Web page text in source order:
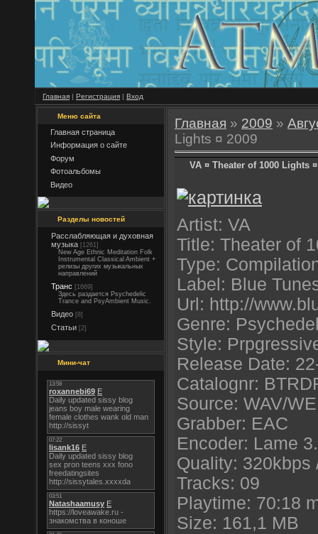
Главная | Регистрация | Вход
Меню сайта
Главная страница
Информация о сайте
Форум
Фотоальбомы
Видео
Разделы новостей
Расслабляющая и духовная
музыка [1261]
New Age Ethnic Meditation Folk
Instrumental Classical Ambient +
релизы других музыкальных
направлений
Транс [1669]
Здесь раздается Psychedelic
Trance and PsyAmbient Music.
Видео [8]
Статьи [2]
Мини-чат
Главная » 2009 »
Lights ¤ 2009
VA ¤ Theater of 1000 Lights
Artist: VA
Title: Theater of
Type:
Label: Blue
Url: http://
Genre:
Style:
Release Date:
Catalognr:
Source: WAV/
Grabber: EAC
Encoder: Lame
Quality: 320kbps
Tracks: 09
Playtime: 70:18
Size: 161,1 MB